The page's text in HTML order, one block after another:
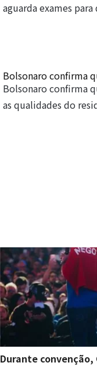
aguarda exames
Bolsonaro confirma
Bolsonaro confirma
as qualidades do
Durante convenção,